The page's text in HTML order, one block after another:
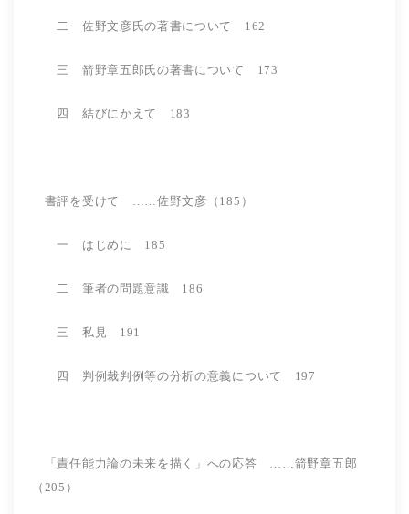
二 佐野文彦氏の著書について 162
三 箭野章五郎氏の著書について 173
四 結びにかえて 183
書評を受けて ……佐野文彦（185）
一 はじめに 185
二 筆者の問題意識 186
三 私見 191
四 判例裁判例等の分析の意義について 197
「責任能力論の未来を描く」への応答 ……箭野章五郎
（205）